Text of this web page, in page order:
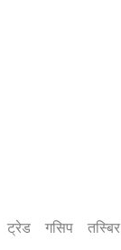
ट्रेड गसिप तस्बिर